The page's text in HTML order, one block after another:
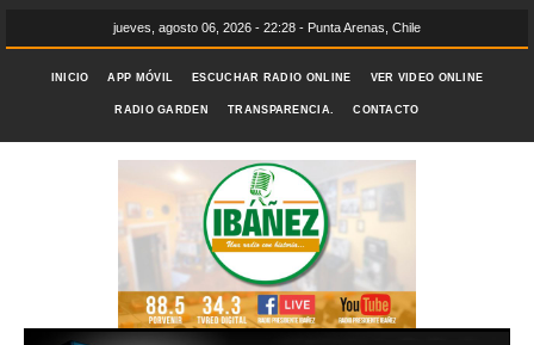
jueves, agosto 06, 2026 - 22:28 - Punta Arenas, Chile
INICIO APP MÓVIL ESCUCHAR RADIO ONLINE VER VIDEO ONLINE
RADIO GARDEN TRANSPARENCIA. CONTACTO